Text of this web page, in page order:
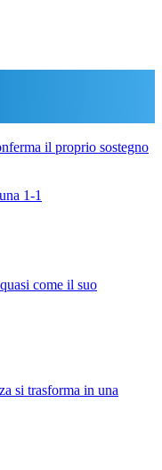
il proprio sostegno
1-1
come il suo
si trasforma in una